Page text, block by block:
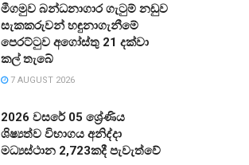
මීගමුව බන්ධනාගාර ගැටුම් නඩුව
සැකකරුවන් හඳුනාගැනීමේ
පෙරට්ටුව අගෝස්තු 21 දක්වා
කල් තැබේ
7 AUGUST 2026
2026 වසරේ 05 ශ්‍රේණිය
ශිෂ්‍යත්ව විභාගය අනිද්දා
මධ්‍යස්ථාන 2,723කදී පැවැත්වේ